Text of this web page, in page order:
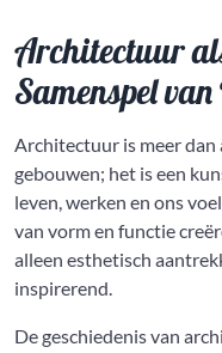
Architectuur
Samenspel
Architectuur is meer
gebouwen; het is een
leven, werken en ons
van vorm en functie
alleen esthetisch
inspirerend.
De geschiedenis van